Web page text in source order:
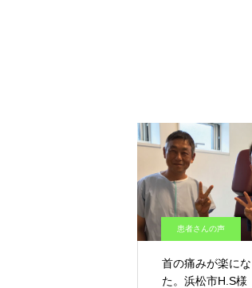
患者さんの声
首の痛みが楽に
た。浜松市H.S様